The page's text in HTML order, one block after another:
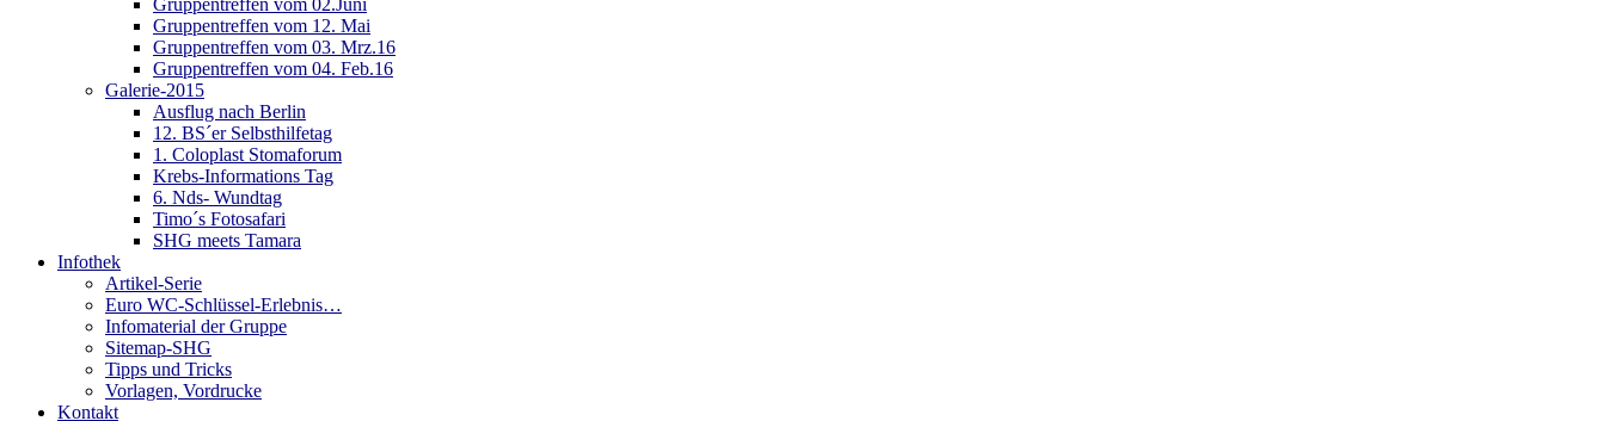
Gruppentreffen vom 12. Mai
Gruppentreffen vom 03. Mrz.16
Gruppentreffen vom 04. Feb.16
Galerie-2015
Ausflug nach Berlin
12. BS´er Selbsthilfetag
1. Coloplast Stomaforum
Krebs-Informations Tag
6. Nds- Wundtag
Timo´s Fotosafari
SHG meets Tamara
Infothek
Artikel-Serie
Euro WC-Schlüssel-Erlebnis…
Infomaterial der Gruppe
Sitemap-SHG
Tipps und Tricks
Vorlagen, Vordrucke
Kontakt